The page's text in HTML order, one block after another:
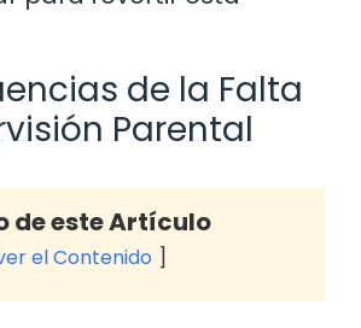
de la Falta
Parental
de este Artículo
el Contenido